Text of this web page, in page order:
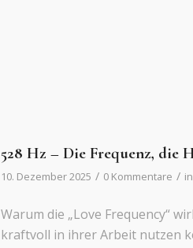
528 Hz – Die Frequenz, die
10. Dezember 2025 / 0 Kommentare / in
Warum die „Love Frequency“
kraftvoll in ihrer Arbeit nutzen